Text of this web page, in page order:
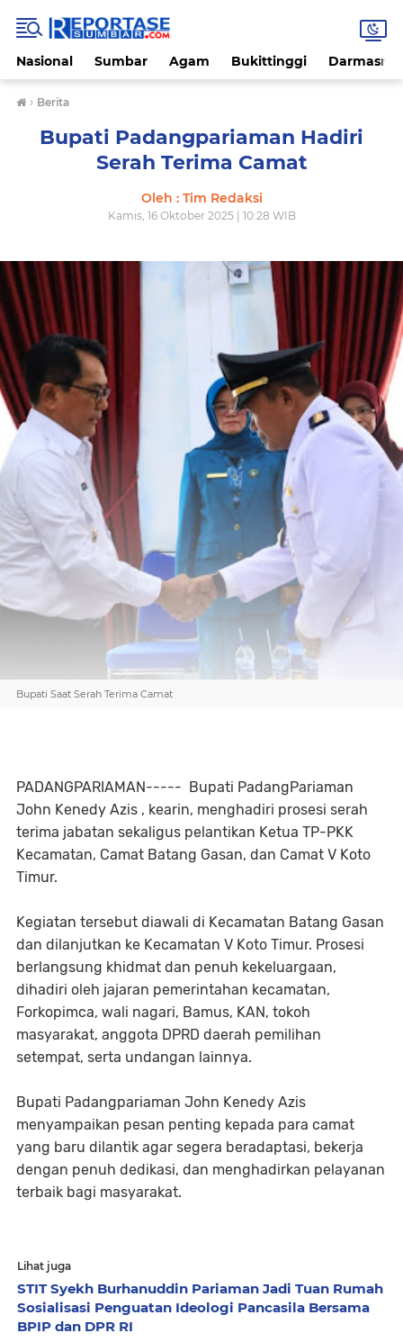
Nasional Sumbar Agam Bukittinggi
› Berita
Bupati Padangpariaman Hadiri
Serah Terima Camat
Oleh : Tim Redaksi
Kamis, 16 Oktober 2025 | 10:28 WIB
Bupati Saat Serah Terima Camat
PADANGPARIAMAN----- Bupati PadangPariaman
John Kenedy Azis , kearin, menghadiri prosesi serah
terima jabatan sekaligus pelantikan Ketua TP-PKK
Kecamatan, Camat Batang Gasan, dan Camat V Koto
Timur.
Kegiatan tersebut diawali di Kecamatan Batang Gasan
dan dilanjutkan ke Kecamatan V Koto Timur. Prosesi
berlangsung khidmat dan penuh kekeluargaan,
dihadiri oleh jajaran pemerintahan kecamatan,
Forkopimca, wali nagari, Bamus, KAN, tokoh
masyarakat, anggota DPRD daerah pemilihan
setempat, serta undangan lainnya.
Bupati Padangpariaman John Kenedy Azis
menyampaikan pesan penting kepada para camat
yang baru dilantik agar segera beradaptasi, bekerja
dengan penuh dedikasi, dan menghadirkan pelayanan
terbaik bagi masyarakat.
Lihat juga
STIT Syekh Burhanuddin Pariaman Jadi Tuan Rumah
Sosialisasi Penguatan Ideologi Pancasila Bersama
BPIP dan DPR RI